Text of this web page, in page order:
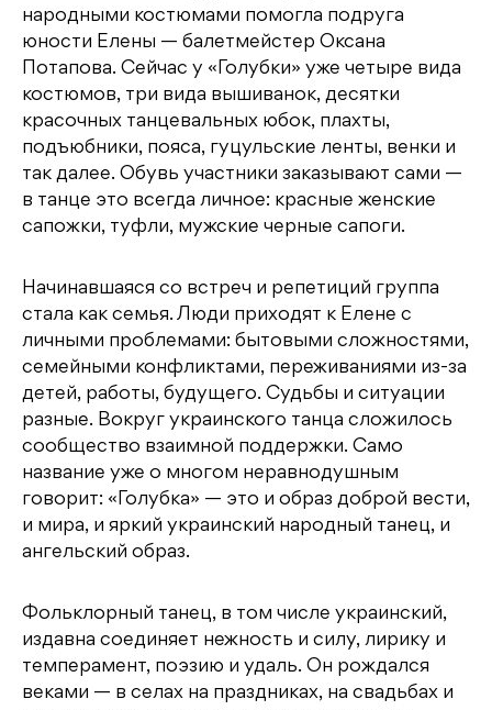
народными костюмами помогла подруга
юности Елены — балетмейстер Оксана
Потапова. Сейчас у «Голубки» уже четыре вида
костюмов, три вида вышиванок, десятки
красочных танцевальных юбок, плахты,
подъюбники, пояса, гуцульские ленты, венки и
так далее. Обувь участники заказывают сами —
в танце это всегда личное: красные женские
сапожки, туфли, мужские черные сапоги.
Начинавшаяся со встреч и репетиций группа
стала как семья. Люди приходят к Елене с
личными проблемами: бытовыми сложностями,
семейными конфликтами, переживаниями из-за
детей, работы, будущего. Судьбы и ситуации
разные. Вокруг украинского танца сложилось
сообщество взаимной поддержки. Само
название уже о многом неравнодушным
говорит: «Голубка» — это и образ доброй вести,
и мира, и яркий украинский народный танец, и
ангельский образ.
Фольклорный танец, в том числе украинский,
издавна соединяет нежность и силу, лирику и
темперамент, поэзию и удаль. Он рождался
веками — в селах на праздниках, на свадьбах и